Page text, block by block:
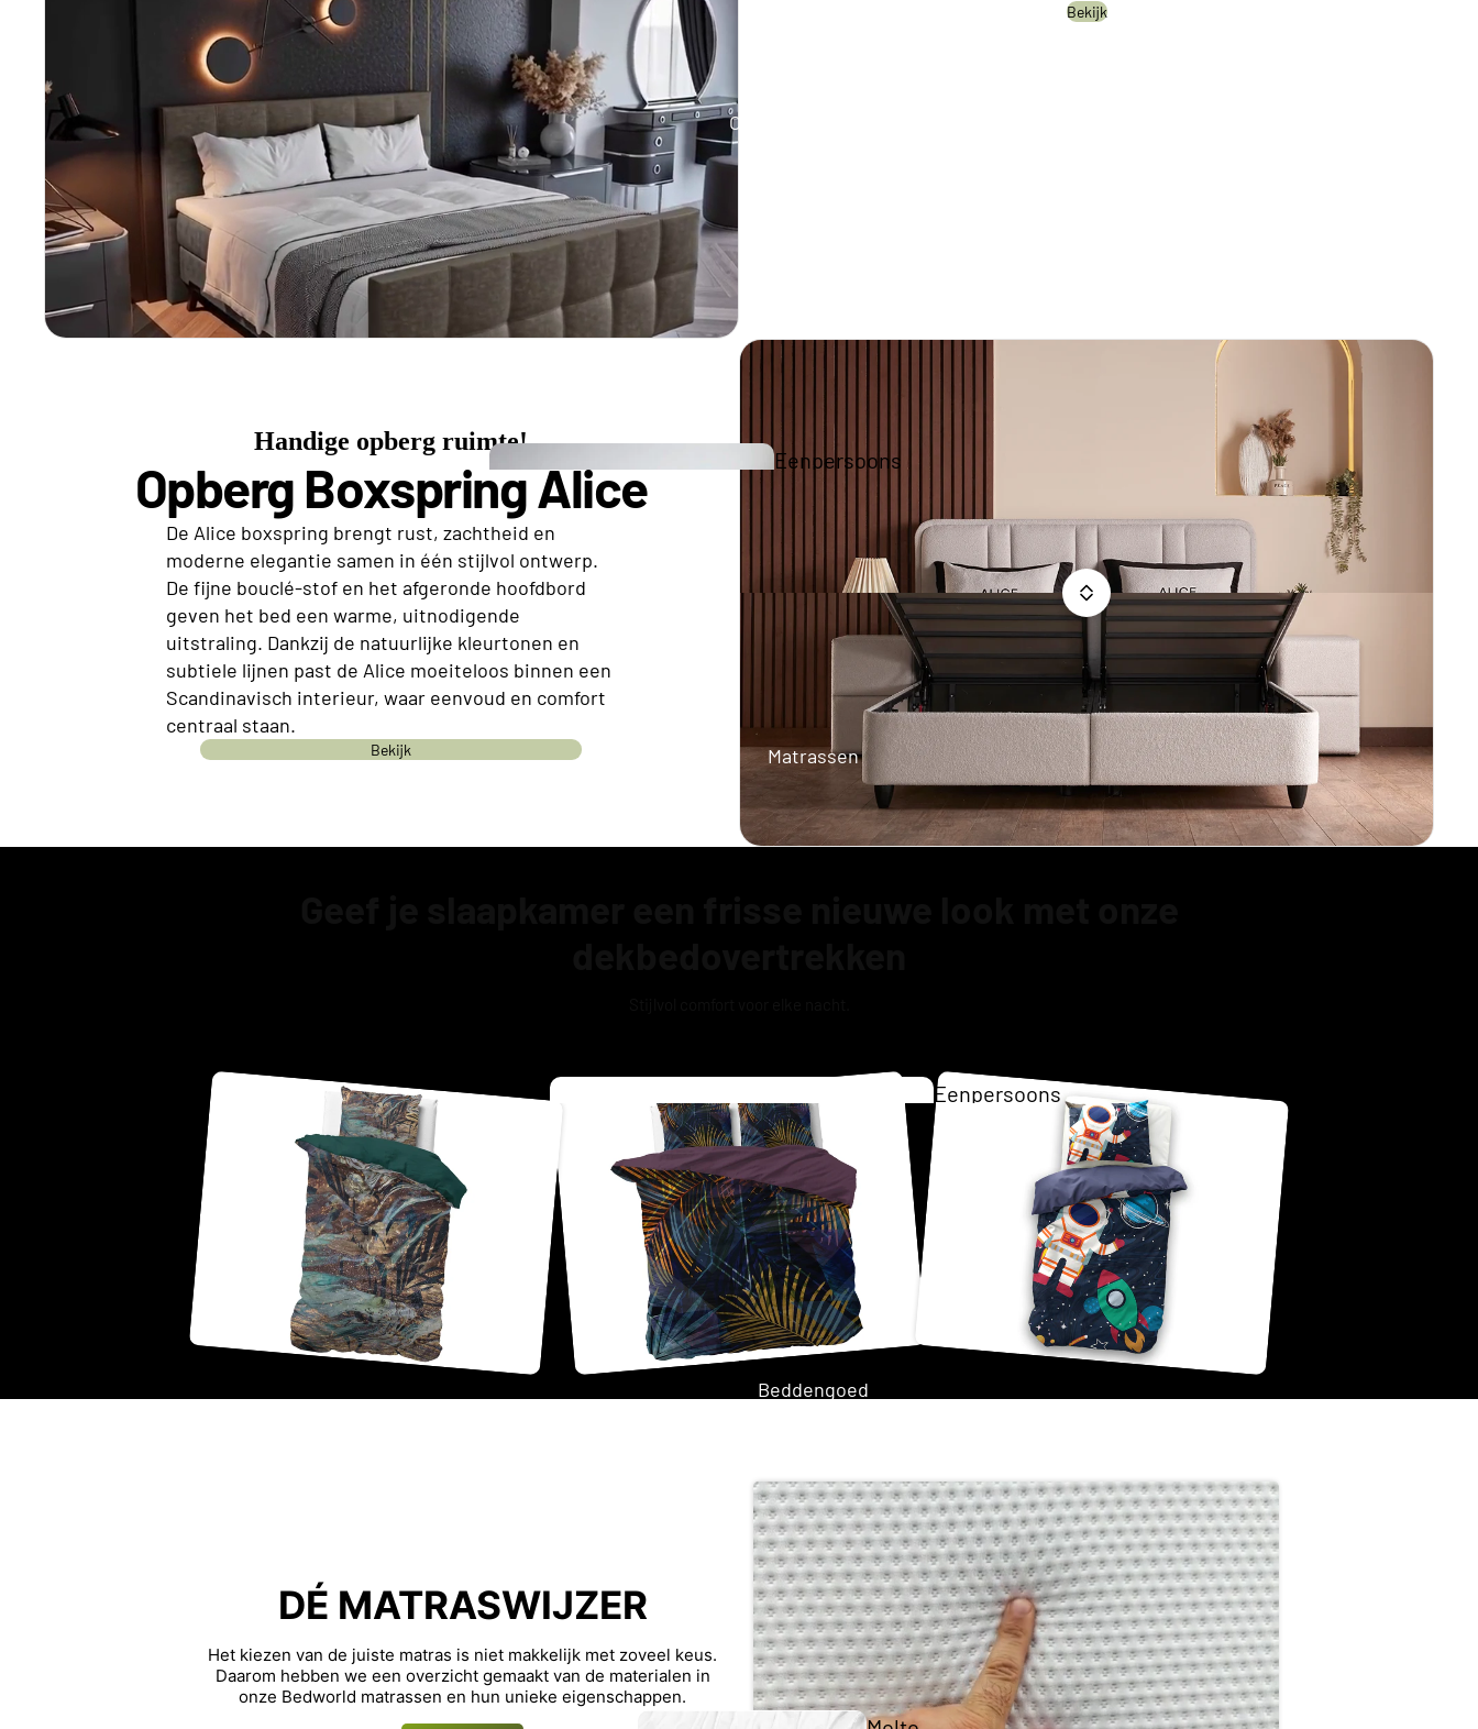
Eenpersoons Budget Boxsprings
Eenpersoons Premium Boxsprings
Twijfelaar
Boxspring
s
Tweepersoons Budget Boxsprings
Tweepersoons Premium Boxsprings
Opberg Boxsprings
Eenpersoons
Twijfelaar Opberg
Boxspring
Tweepersoons
Opberg Boxspring
Opberg boxspring in
Japandi stijl
Matrassen
Eenpersoons
Matras
Tweeperso
trasse
n
Beddengoed
Bekijk
Handige opberg ruimte!
Opberg Boxspring Alice
De Alice boxspring brengt rust, zachtheid en
moderne elegantie samen in één stijlvol ontwerp.
De fijne bouclé-stof en het afgeronde hoofdbord
geven het bed een warme, uitnodigende
uitstraling. Dankzij de natuurlijke kleurtonen en
subtiele lijnen past de Alice moeiteloos binnen een
Scandinavisch interieur, waar eenvoud en comfort
centraal staan.
Bekijk
DÉ MATRASWIJZER
Het kiezen van de juiste matras is niet makkelijk met zoveel keus.
Daarom hebben we een overzicht gemaakt van de materialen in
onze Bedworld matrassen en hun unieke eigenschappen.